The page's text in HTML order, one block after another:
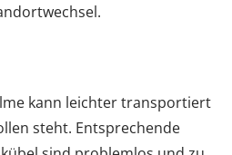
kann leichter transportiert
steht. Entsprechende